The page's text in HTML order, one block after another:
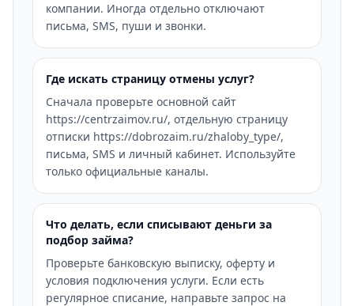
компании. Иногда отдельно отключают
письма, SMS, пуши и звонки.
Где искать страницу отмены услуг?
Сначала проверьте основной сайт
https://centrzaimov.ru/, отдельную страницу
отписки https://dobrozaim.ru/zhaloby_type/,
письма, SMS и личный кабинет. Используйте
только официальные каналы.
Что делать, если списывают деньги за
подбор займа?
Проверьте банковскую выписку, оферту и
условия подключения услуги. Если есть
регулярное списание, направьте запрос на